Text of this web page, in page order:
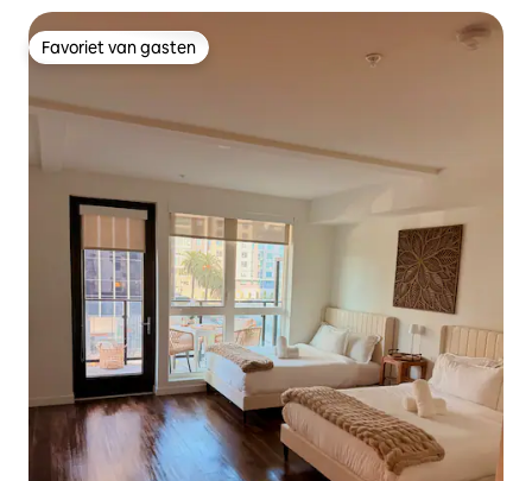
Favoriet van gasten
Favoriet van gasten